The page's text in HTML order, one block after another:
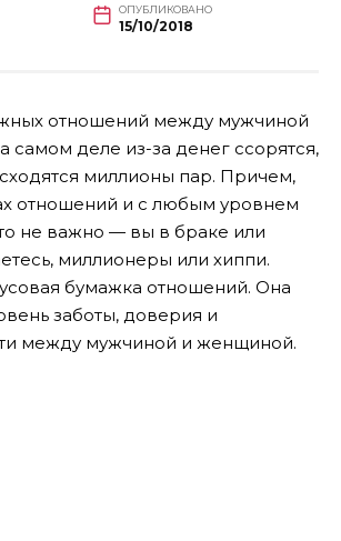
ОПУБЛИКОВАНО
15/10/2018
отношений между мужчиной
деле из-за денег ссорятся,
миллионы пар. Причем,
отношений и с любым уровнем
не важно — вы в браке или
миллионеры или хиппи.
бумажка отношений. Она
заботы, доверия и
между мужчиной и женщиной.